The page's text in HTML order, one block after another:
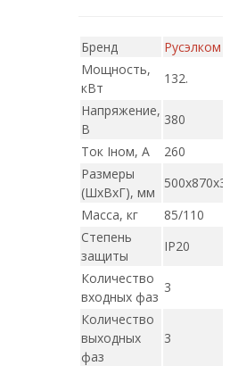
Бренд
Русэлком
Мощность,
кВт
132.
Напряжение,
В
380
Ток Iном, А
260
Размеры
(ШxВxГ), мм
Масса, кг
85/110
Степень
защиты
IP20
Количество
входных фаз
3
Количество
выходных
фаз
3